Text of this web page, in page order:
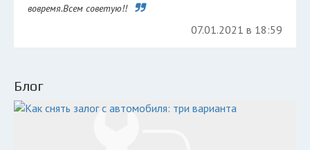
вовремя.Всем советую!!
07.01.2021 в 18:59
Блог